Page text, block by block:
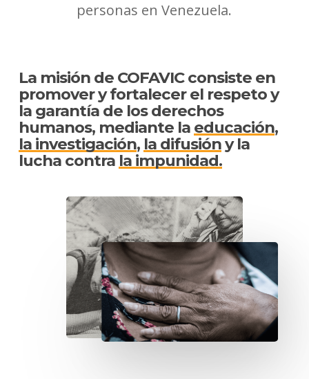
personas en Venezuela.
La misión de COFAVIC consiste en
promover y fortalecer el respeto y
la garantía de los derechos
humanos, mediante la educación,
la investigación, la difusióny la
lucha contra la impunidad.